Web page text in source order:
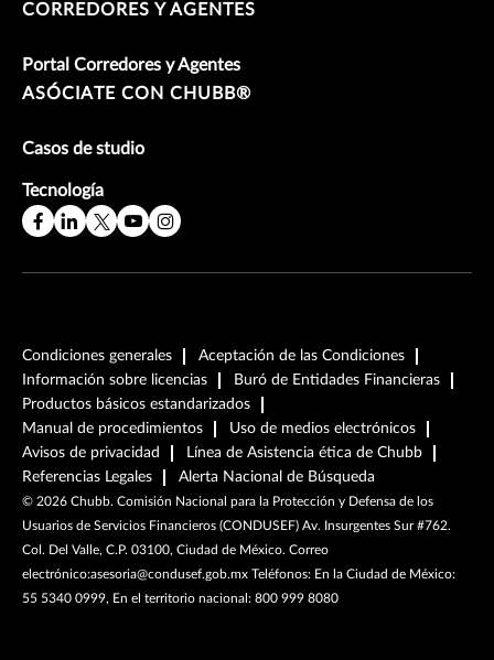
CORREDORES Y AGENTES
Portal Corredores y Agentes
ASÓCIATE CON CHUBB®
Casos de studio
Tecnología
Condiciones generales
Aceptación de las Condiciones
Información sobre licencias
Buró de Entidades Financieras
Productos básicos estandarizados
Manual de procedimientos
Uso de medios electrónicos
Avisos de privacidad
Línea de Asistencia ética de Chubb
Referencias Legales
Alerta Nacional de Búsqueda
© 2026 Chubb. Comisión Nacional para la Protección y Defensa de los
Usuarios de Servicios Financieros (CONDUSEF) Av. Insurgentes Sur #762.
Col. Del Valle, C.P. 03100, Ciudad de México. Correo
electrónico:asesoria@condusef.gob.mx Teléfonos: En la Ciudad de México:
55 5340 0999, En el territorio nacional: 800 999 8080